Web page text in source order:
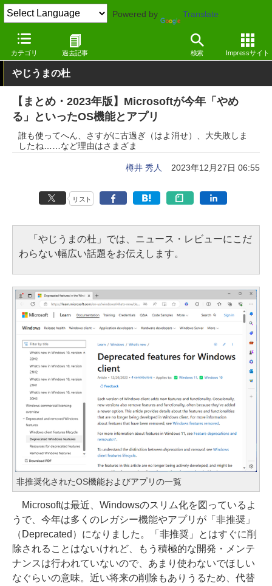
Powered by Translate
カテゴリ 過去記事 検索 Impressサイト
窓の杜 システム・ファイル Windows
やじうまの杜
【まとめ・2023年版】Microsoftが今年「やめ
る」といったOS機能とアプリ
誰も使ってへん、さすがに古過ぎ（はよ消せ）、大失敗しま
したね……など理由はさまざま
樽井 秀人 2023年12月27日 06:55
リスト
「やじうまの杜」では、ニュース・レビューにこだ
わらない幅広い話題をお伝えします。
非推奨化されたOS機能およびアプリの一覧
Microsoftは最近、Windowsのスリム化を図っているよ
うで、今年は多くのレガシー機能やアプリが「非推奨」
（Deprecated）になりました。「非推奨」とはすぐに削
除されることはないけれど、もう積極的な開発・メンテ
ナンスは行われていないので、あまり使わないでほしい
なぐらいの意味。近い将来の削除もありうるため、代替